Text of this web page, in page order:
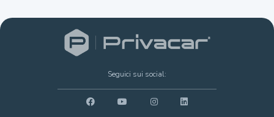
Seguici sui social: